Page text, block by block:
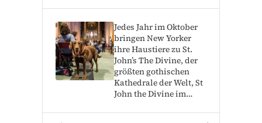
Jedes Jahr im Oktober
bringen New Yorker
ihre Haustiere zu St.
John’s The Divine, der
größten gothischen
Kathedrale der Welt, St
John the Divine im…